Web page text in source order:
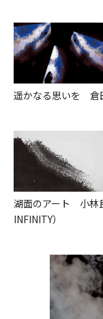
遥かなる思いを 倉
湖面のアート 小林
INFINITY）